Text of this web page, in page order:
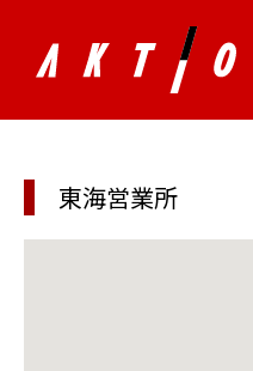
東海営業所